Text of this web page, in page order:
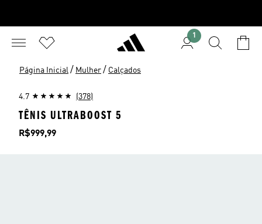
1
Página Inicial / Mulher / Calçados
4.7 (378)
TÊNIS ULTRABOOST 5
Preço
R$999,99